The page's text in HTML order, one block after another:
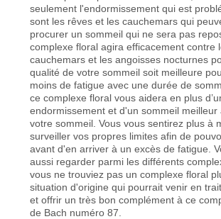
seulement l'endormissement qui est
sont les rêves et les cauchemars qui
procurer un sommeil qui ne sera pas
complexe floral agira efficacement contre
cauchemars et les angoisses nocturnes
qualité de votre sommeil soit meilleure
moins de fatigue avec une durée de
ce complexe floral vous aidera en plus
endormissement et d'un sommeil meilleur
votre sommeil. Vous vous sentirez plus à
surveiller vos propres limites afin de
avant d'en arriver à un excès de fatigue.
aussi regarder parmi les différents
vous ne trouviez pas un complexe floral
situation d'origine qui pourrait venir en
et offrir un très bon complément à ce
de Bach numéro 87.